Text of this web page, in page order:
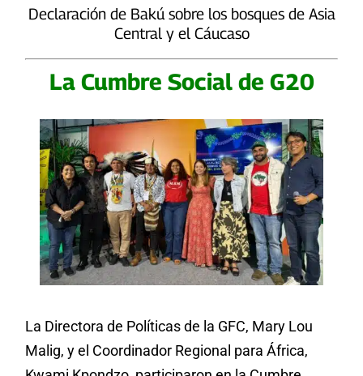
Declaración de Bakú sobre los bosques de Asia
Central y el Cáucaso
La Cumbre Social de G20
La Directora de Políticas de la GFC, Mary Lou
Malig, y el Coordinador Regional para África,